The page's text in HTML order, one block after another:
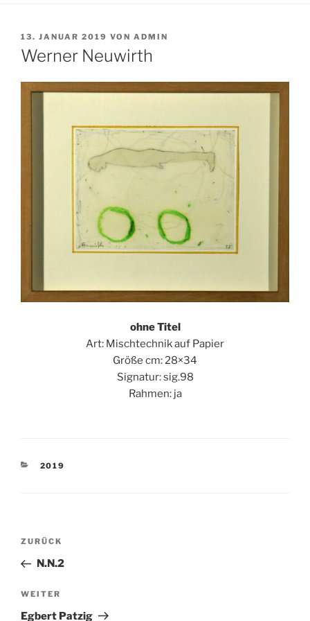
VERÖFFENTLICHT
AM
13. JANUAR 2019 VON ADMIN
Werner Neuwirth
ohne Titel
Art: Mischtechnik auf Papier
Größe cm: 28×34
Signatur: sig.98
Rahmen: ja
KATEGORIEN
2019
Beitragsnavigation
Vorheriger
Beitrag
ZURÜCK
N.N.2
Nächster
Beitrag
WEITER
Egbert Patzig